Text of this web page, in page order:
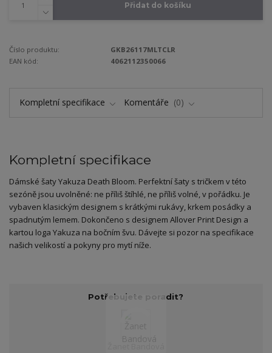
Přidat do košíku
Číslo produktu:
GKB26117MLTCLR
EAN kód:
4062112350066
Kompletní specifikace Komentáře 0
Kompletní specifikace
Dámské šaty Yakuza Death Bloom. Perfektní šaty s tričkem v této
sezóně jsou uvolněné: ne příliš štíhlé, ne příliš volné, v pořádku. Je
vybaven klasickým designem s krátkými rukávy, krkem posádky a
spadnutým lemem. Dokončeno s designem Allover Print Design a
kartou loga Yakuza na bočním švu. Dávejte si pozor na specifikace
našich velikostí a pokyny pro mytí níže.
Potřebujete poradit?